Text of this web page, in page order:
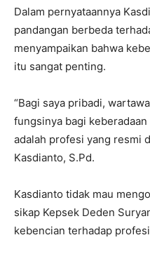
Dalam pernyataannya
pandangan berbeda
menyampaikan bahwa
itu sangat penting.
“Bagi saya pribadi,
fungsinya bagi
adalah profesi yang resmi
Kasdianto, S.Pd.
Kasdianto tidak mau
sikap Kepsek Deden
kebencian terhadap